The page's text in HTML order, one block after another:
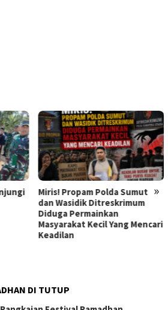
»
Polda Sumut
Yang Mencari
Hebat Mamak
Dilaporkan karena
Korban Pencurian
Memerasnya 250
DI TUTUP